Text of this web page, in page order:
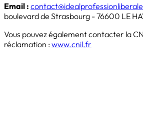
Email :
boulevard de Strasbourg - 76600 LE
Vous pouvez également contacter la
réclamation : www.cnil.fr